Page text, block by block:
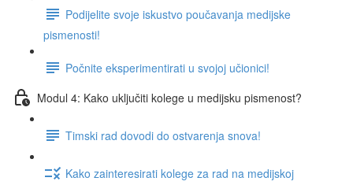
Podijelite svoje iskustvo poučavanja medijske
pismenosti!
Počnite eksperimentirati u svojoj učionici!
Modul 4: Kako uključiti kolege u medijsku pismenost?
Timski rad dovodi do ostvarenja snova!
Kako zainteresirati kolege za rad na medijskoj